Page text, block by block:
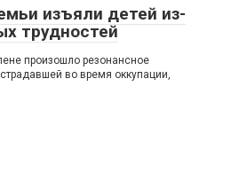
изъяли детей из-
трудностей
произошло резонансное
во время оккупации,